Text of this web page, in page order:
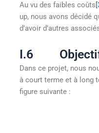
Au vu des faibles coûts
up, nous avons décidé
d’avoir d’autres
I.6
Dans ce projet, nous
à court terme et à long
figure suivante :